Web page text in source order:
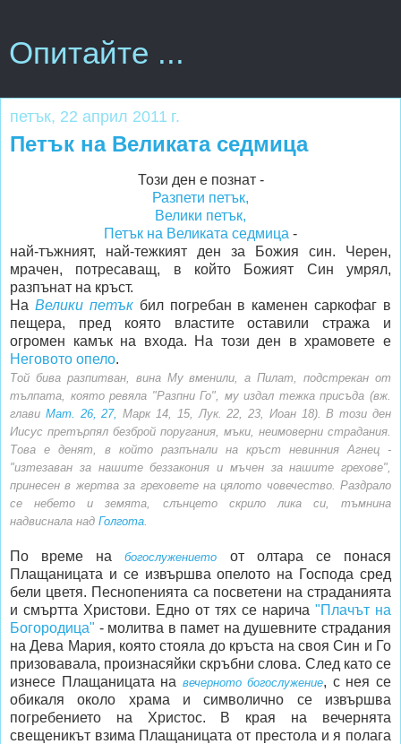
Опитайте ...
петък, 22 април 2011 г.
Петък на Великата седмица
Този ден е познат -
Разпети петък,
Велики петък,
Петък на Великата седмица -
най-тъжният, най-тежкият ден за Божия син. Черен,
мрачен, потресаващ, в който Божият Син умрял,
разпънат на кръст.
На Велики петък бил погребан в каменен саркофаг в
пещера, пред която властите оставили стража и
огромен камък на входа. На този ден в храмовете е
Неговото опело.
Той бива разпитван, вина Му вменили, а Пилат, пoдстрекан от
тълпата, която ревяла "Разпни Го", му издал тежка присъда (вж.
глави Мат. 26, 27, Марк 14, 15, Лук. 22, 23, Иоан 18). В този ден
Иисус претърпял безброй поругания, мъки, неимоверни страдания.
Това е денят, в който разпънали на кръст невинния Агнец -
"изтезаван за нашите беззакония и мъчен за нашите грехове",
принесен в жертва за греховете на цялото човечество. Раздрало
се небето и земята, слънцето скрило лика си, тъмнина
надвиснала над Голгота
По време набогослужението от олтара се понася
Плащаницата и се извършва опелото на Господа сред
бели цветя. Песнопенията са посветени на страданията
и смъртта Христови. Едно от тях се нарича "Плачът на
Богородица" - молитва в памет на душевните страдания
на Дева Мария, която стояла до кръста на своя Син и Го
призовавала, произнасяйки скръбни слова. След като се
изнесе Плащаницата на вечерното богослужение, с нея се
обикаля около храма и символично се извършва
погребението на Христос. В края на вечернята
свещеникът взима Плащаницата от престола и я полага